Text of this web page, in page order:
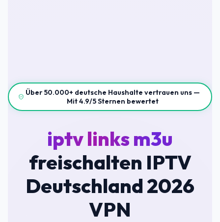
Über 50.000+ deutsche Haushalte vertrauen uns —
Mit 4.9/5 Sternen bewertet
iptv links m3u
freischalten IPTV
Deutschland 2026
VPN